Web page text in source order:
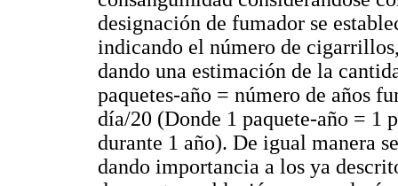
designación de fumador se
indicando el número de
dando una estimación de la
paquetes-año = número de años
día/20 (Donde 1 paquete-año = 1
durante 1 año). De igual manera
dando importancia a los ya